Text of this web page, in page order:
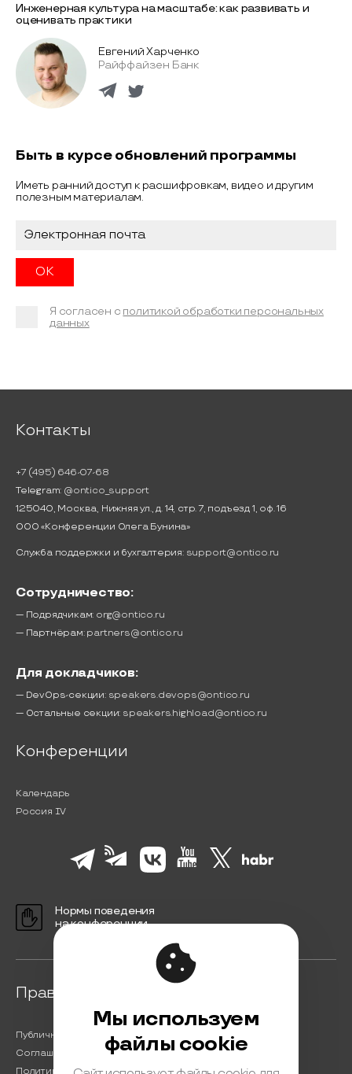
Инженерная культура на масштабе: как развивать и
оценивать практики
Евгений Харченко
Райффайзен Банк
Быть в курсе обновлений программы
Иметь ранний доступ к расшифровкам, видео и другим
полезным материалам.
Я согласен с политикой обработки персональных
данных
Контакты
+7 (495) 646-07-68
Telegram: @ontico_support
125040, Москва, Нижняя ул., д. 14, стр. 7, подъезд 1, оф. 16
ООО «Конференции Олега Бунина»
Служба поддержки и бухгалтерия: support@ontico.ru
Сотрудничество:
— Подрядчикам: org@ontico.ru
— Партнёрам: partners@ontico.ru
Для докладчиков:
— DevOps-секции: speakers.devops@ontico.ru
— Остальные секции: speakers.highload@ontico.ru
Конференции
Календарь
Россия IV
Нормы поведения
на конференции
Правовая информация
Публичная оферта
Соглашение на обработку персональных данных
Политика обработки персональных данных
Мы используем
файлы cookie